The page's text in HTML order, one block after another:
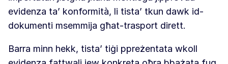
evidenza ta’ konformità, li tista’ tkun dawk id-
dokumenti msemmija għat-trasport dirett.
Barra minn hekk, tista’ tiġi ppreżentata wkoll